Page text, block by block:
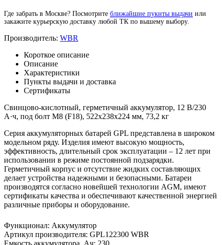
Где забрать в Москве? Посмотрите ближайшие пукнты выдачи или
закажите курьерскую доставку любой ТК по вышему выбору.
Производитель: WBR
Короткое описание
Описание
Характеристики
Пункты выдачи и доставка
Сертификаты
Свинцово-кислотный, герметичный аккумулятор, 12 В/230
А·ч, под болт М8 (F18), 522х238х224 мм, 73,2 кг
Серия аккумуляторных батарей GPL представлена в широком
модельном ряду. Изделия имеют высокую мощность,
эффективность, длительный срок эксплуатации – 12 лет при
использовании в режиме постоянной подзарядки.
Герметичный корпус и отсутствие жидких составляющих
делает устройства надежными и безопасными. Батареи
производятся согласно новейшей технологии AGM, имеют
сертификаты качества и обеспечивают качественной энергией
различные приборы и оборудование.
Функционал: Аккумулятор
Артикул производителя: GPL122300 WBR
Емкость аккумулятора, Ач: 230